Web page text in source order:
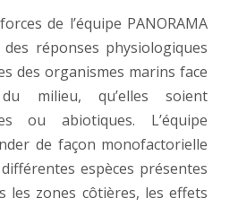
de l’équipe PANORAMA
des réponses physiologiques
des organismes marins face
milieu, qu’elles soient
ou abiotiques. L’équipe
de façon monofactorielle
espèces présentes
les zones côtières, les effets